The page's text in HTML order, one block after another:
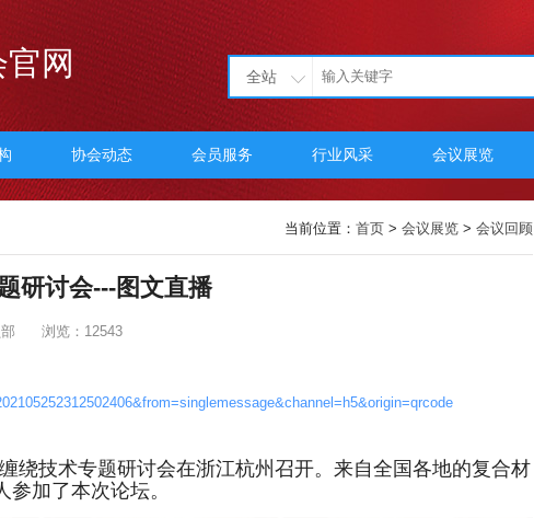
官网 全站
协会动态 会员服务 行业风采 会议展览
当前位置： 首页 > 会议展览 > 会议回顾
研讨会---图文直播
浏览：12543
绕技术专题研讨会在浙江杭州召开。来自全国各地的复合材
加了本次论坛。